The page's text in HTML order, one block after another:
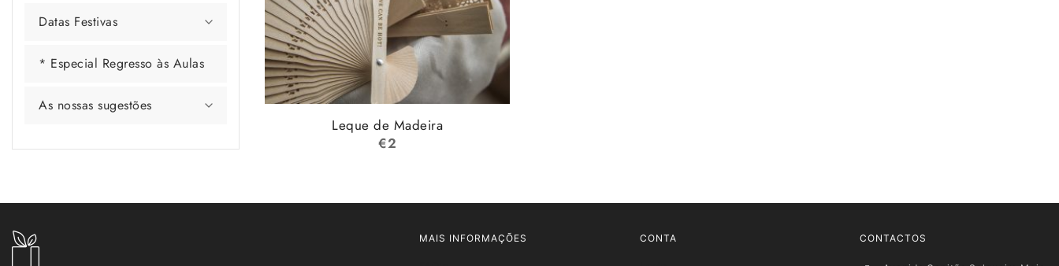
Leque de Madeira
€2
Datas Festivas
* Especial Regresso às Aulas
As nossas sugestões
MAIS INFORMAÇÕES CONTA CONTACTOS